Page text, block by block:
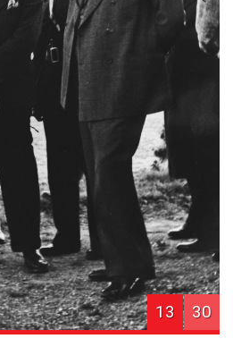
13 30